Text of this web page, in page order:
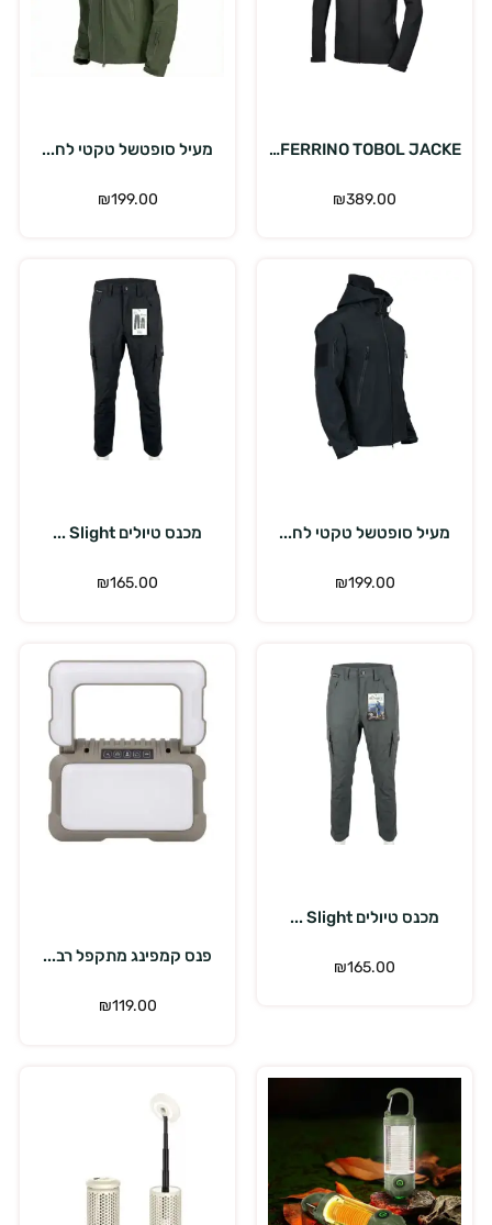
FERRINO TOBOL JACKE...
₪389.00
מעיל סופטשל טקטי לח...
₪199.00
מעיל סופטשל טקטי לח...
₪199.00
מכנס טיולים Slight ...
₪165.00
מכנס טיולים Slight ...
₪165.00
פנס קמפינג מתקפל רב...
₪119.00